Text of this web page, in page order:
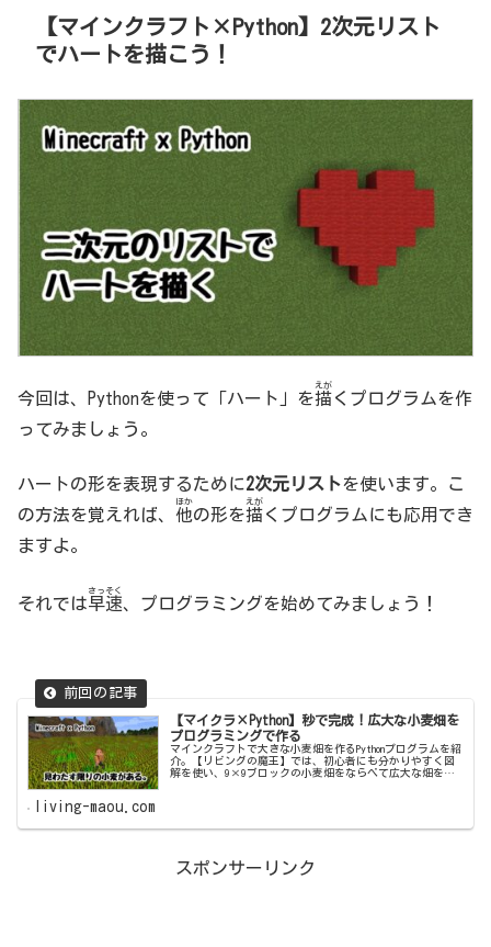
【マインクラフト×Python】2次元リスト
でハートを描こう！
今回は、Pythonを使って「ハート」を描
えが
くプログラムを作
ってみましょう。
ハートの形を表現するために2次元リストを使います。こ
の方法を覚えれば、 他
ほか
の形を描
えが
くプログラムにも応用でき
ますよ。
それでは早速
さっそく
、プログラミングを始めてみましょう！
【マイクラ×Python】秒で完成！広大な小麦畑を
プログラミングで作る
マインクラフトで大きな小麦畑を作るPythonプログラムを紹
介。【リビングの魔王】では、初心者にも分かりやすく図
解を使い、9×9ブロックの小麦畑をならべて広大な畑を作
living-maou.com
スポンサーリンク